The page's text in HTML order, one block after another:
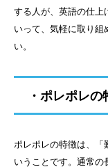
する人が、英語の仕上
いって、気軽に取り組
い。
・ポレポレの
ポレポレの特徴は、「
いうことです。通常の